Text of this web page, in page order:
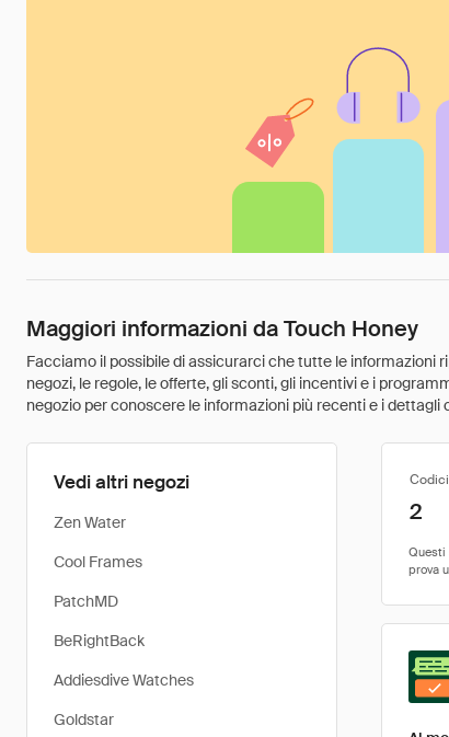
Maggiori informazioni da Touch Honey
Facciamo il possibile di assicurarci che tutte le
negozi, le regole, le offerte, gli sconti, gli incentivi e i
negozio per conoscere le informazioni più recenti e i dettagli
Vedi altri negozi
Zen Water
Cool Frames
PatchMD
BeRightBack
Addiesdive Watches
Goldstar
2